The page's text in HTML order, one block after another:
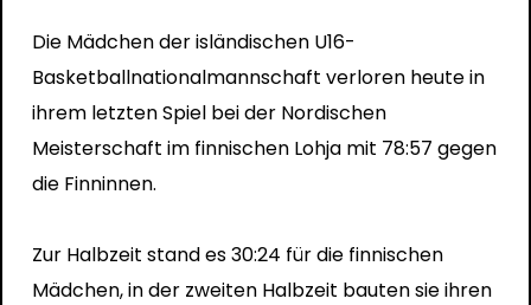
Die Mädchen der isländischen U16-
Basketballnationalmannschaft verloren heute in
ihrem letzten Spiel bei der Nordischen
Meisterschaft im finnischen Lohja mit 78:57 gegen
die Finninnen.
Zur Halbzeit stand es 30:24 für die finnischen
Mädchen, in der zweiten Halbzeit bauten sie ihren